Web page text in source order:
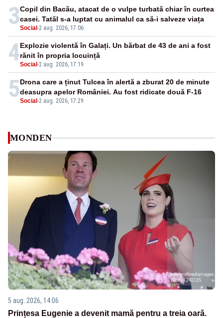
3Social -2 aug. 2026, 17:06
Copil din Bacău, atacat de o vulpe turbată chiar în curtea
casei. Tatăl s-a luptat cu animalul ca să-i salveze viața
4Social -2 aug. 2026, 17:19
Explozie violentă în Galați. Un bărbat de 43 de ani a fost
rănit în propria locuință
5Social -2 aug. 2026, 17:29
Drona care a ținut Tulcea în alertă a zburat 20 de minute
deasupra apelor României. Au fost ridicate două F-16
MONDEN
5 aug. 2026, 14:06
Prințesa Eugenie a devenit mamă pentru a treia oară.